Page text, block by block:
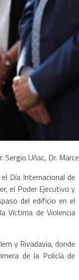
Sergio Uñac, Dr.
Día Internacional de
el Poder Ejecutivo y
del edificio en el
Víctima de Violencia
y Rivadavia, donde
de la Policía de